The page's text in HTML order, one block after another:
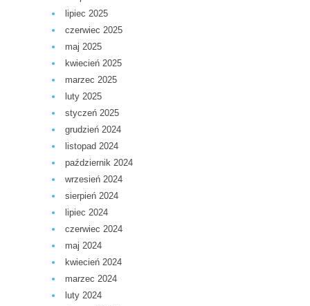
lipiec 2025
czerwiec 2025
maj 2025
kwiecień 2025
marzec 2025
luty 2025
styczeń 2025
grudzień 2024
listopad 2024
październik 2024
wrzesień 2024
sierpień 2024
lipiec 2024
czerwiec 2024
maj 2024
kwiecień 2024
marzec 2024
luty 2024